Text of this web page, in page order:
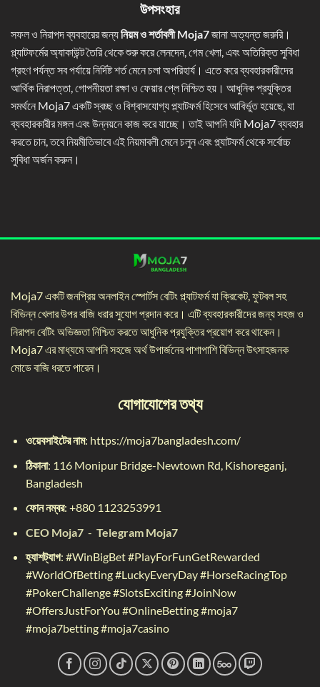
উপসংহার
সফল ও নিরাপদ ব্যবহারের জন্যনিয়ম ও শর্তাবলী Moja7জানা অত্যন্ত জরুরি।
প্ল্যাটফর্মের অ্যাকাউন্ট তৈরি থেকে শুরু করে লেনদেন, গেম খেলা, এবং অতিরিক্ত সুবিধা
গ্রহণ পর্যন্ত সব পর্যায়ে নির্দিষ্ট শর্ত মেনে চলা অপরিহার্য। এতে করে ব্যবহারকারীদের
আর্থিক নিরাপত্তা, গোপনীয়তা রক্ষা ও ফেয়ার প্লে নিশ্চিত হয়। আধুনিক প্রযুক্তির
সমর্থনে Moja7 একটি স্বচ্ছ ও বিশ্বাসযোগ্য প্ল্যাটফর্ম হিসেবে আবির্ভুত হয়েছে, যা
ব্যবহারকারীর মঙ্গল এবং উন্নয়নে কাজ করে যাচ্ছে। তাই আপনি যদি Moja7 ব্যবহার
করতে চান, তবে নিয়মীতিভাবে এই নিয়মাবলী মেনে চলুন এবং প্ল্যাটফর্ম থেকে সর্বোচ্চ
সুবিধা অর্জন করুন।
Moja7 একটি জনপ্রিয় অনলাইন স্পোর্টস বেটিং প্ল্যাটফর্ম যা ক্রিকেট, ফুটবল সহ
বিভিন্ন খেলার উপর বাজি ধরার সুযোগ প্রদান করে। এটি ব্যবহারকারীদের জন্য সহজ ও
নিরাপদ বেটিং অভিজ্ঞতা নিশ্চিত করতে আধুনিক প্রযুক্তির প্রয়োগ করে থাকেন।
Moja7 এর মাধ্যমে আপনি সহজে অর্থ উপার্জনের পাশাপাশি বিভিন্ন উৎসাহজনক
মোডে বাজি ধরতে পারেন।
যোগাযোগের তথ্য
ওয়েবসাইটের নাম: https://moja7bangladesh.com/
ঠিকানা: 116 Monipur Bridge-Newtown Rd, Kishoreganj,
Bangladesh
ফোন নম্বর: +880 1123253991
CEO Moja7- Telegram Moja7
হ্যাশট্যাগ: #WinBigBet #PlayForFunGetRewarded
#WorldOfBetting #LuckyEveryDay #HorseRacingTop
#PokerChallenge #SlotsExciting #JoinNow
#OffersJustForYou #OnlineBetting #moja7
#moja7betting #moja7casino